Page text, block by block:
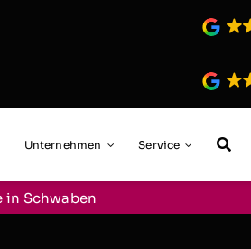
Unternehmen Service
in Schwaben